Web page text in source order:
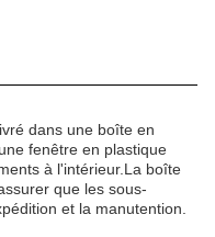
dans une boîte en
fenêtre en plastique
à l'intérieur.La boîte
que les sous-
et la manutention.